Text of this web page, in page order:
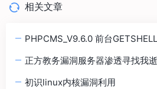
相关文章
PHPCMS_V9.6.0 前台GETSHELL
正方教务漏洞服务器渗透寻找我
初识linux内核漏洞利用